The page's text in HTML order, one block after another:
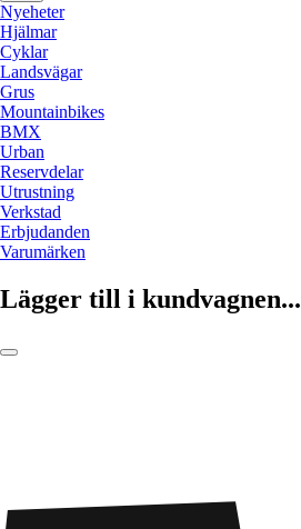
Nyeheter
Hjälmar
Cyklar
Landsvägar
Grus
Mountainbikes
BMX
Urban
Reservdelar
Utrustning
Verkstad
Erbjudanden
Varumärken
Lägger till i kundvagnen...